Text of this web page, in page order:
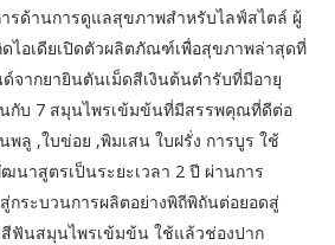
รด้านการดูแลสุขภาพสำหรับไลฟ์สไตล์ ผู้
ดไอเดียเปิดตัวผลิตภัณฑ์เพื่อสุขภาพล่าสุดที่
จากยายินตันเม็ดสีเงินต้นตำรับที่มีอายุ
กับ 7 สมุนไพรเข้มข้นที่มีสรรพคุณที่ดีต่อ
ลู ,ใบข่อย ,พิมเสน ใบฝรั่ง การบูร ใช้
นาสูตรเป็นระยะเวลา 2 ปี ผ่านการ
กระบวนการผลิตอย่างพิถีพิถันต่อยอดสู่
สีฟันสมุนไพรเข้มข้น ใช้แล้วช่องปาก